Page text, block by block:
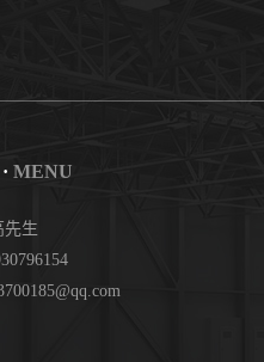
MENU
先生